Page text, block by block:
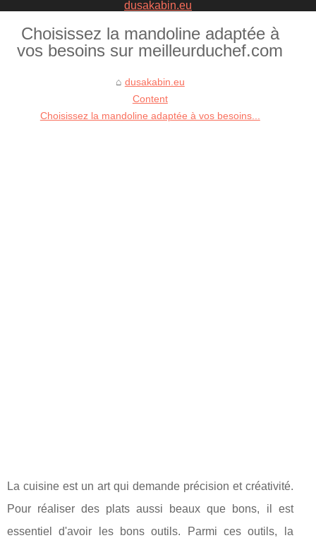
Choisissez la mandoline adaptée à
vos besoins sur meilleurduchef.com
dusakabin.eu
Content
Choisissez la mandoline adaptée à vos besoins...
La cuisine est un art qui demande précision et créativité.
Pour réaliser des plats aussi beaux que bons, il est
essentiel d'avoir les bons outils. Parmi ces outils, la
dusakabin.eu